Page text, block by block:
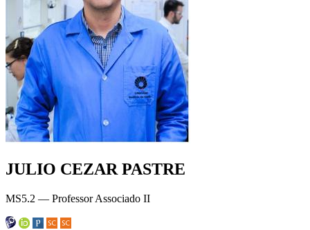
JULIO CEZAR PASTRE
MS5.2 — Professor Associado II